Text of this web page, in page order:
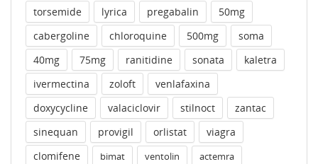
torsemide
lyrica pregabalin
50mg
cabergoline
chloroquine 500mg
soma
40mg
75mg ranitidine sonata
kaletra
ivermectina
zoloft
venlafaxina
doxycycline
valaciclovir stilnoct
zantac
sinequan
provigil orlistat
viagra
clomifene
bimat ventolin actemra